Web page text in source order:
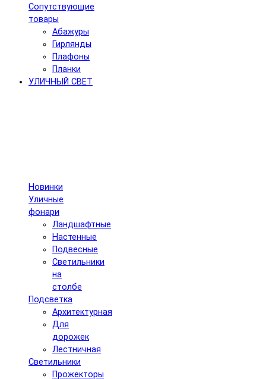
Сопутствующие
товары
Абажуры
Гирлянды
Плафоны
Планки
УЛИЧНЫЙ СВЕТ
Новинки
Уличные
фонари
Ландшафтные
Настенные
Подвесные
Светильники
на
столбе
Подсветка
Архитектурная
Для
дорожек
Лестничная
Светильники
Прожекторы